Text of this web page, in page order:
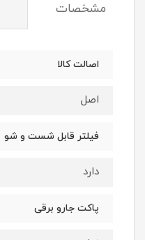
مشخصات
اصالت کالا
اصل
فیلتر قابل شست و شو
دارد
پاکت جارو برقی